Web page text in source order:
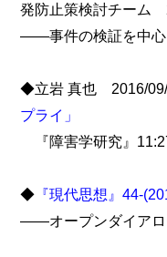
発防止策検討チーム
――事件の検証を中
◆立岩 真也 2016/
プライ」
『障害学研究』
◆ 『現代思想』44-
――オープンダイア